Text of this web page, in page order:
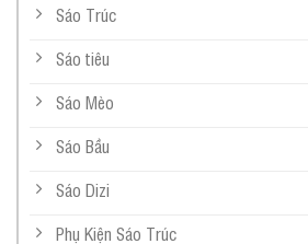
Sáo Trúc
Sáo tiêu
Sáo Mèo
Sáo Bầu
Sáo Dizi
Phụ Kiện Sáo Trúc